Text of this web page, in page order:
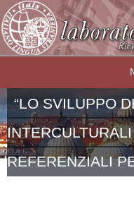
Salta al contenuto principale
“LO SVILUPPO
REFERENZIALI